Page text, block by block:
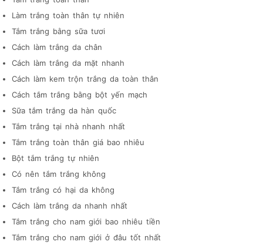
Làm trắng toàn thân tự nhiên
Tắm trắng bằng sữa tươi
Cách làm trắng da chân
Cách làm trắng da mặt nhanh
Cách làm kem trộn trắng da toàn thân
Cách tắm trắng bằng bột yến mạch
Sữa tắm trắng da hàn quốc
Tắm trắng tại nhà nhanh nhất
Tắm trắng toàn thân giá bao nhiêu
Bột tắm trắng tự nhiên
Có nên tắm trắng không
Tắm trắng có hại da không
Cách làm trắng da nhanh nhất
Tắm trắng cho nam giới bao nhiêu tiền
Tắm trắng cho nam giới ở đâu tốt nhất